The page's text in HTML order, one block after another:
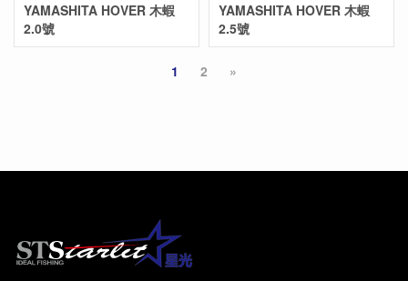
YAMASHITA HOVER 木蝦
2.0號
YAMASHITA HOVER 木蝦
2.5號
1 2 »